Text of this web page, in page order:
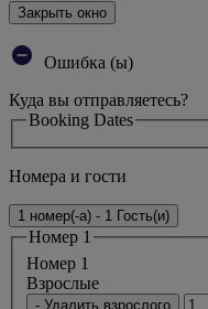
Закрыть окно
Ошибка (ы)
Куда вы отправляетесь?
Booking Dates
Номера и гости
1 номер(-а) - 1 Гость(и)
Номер 1
Номер 1
Bзрослые
- Удалить взрослого